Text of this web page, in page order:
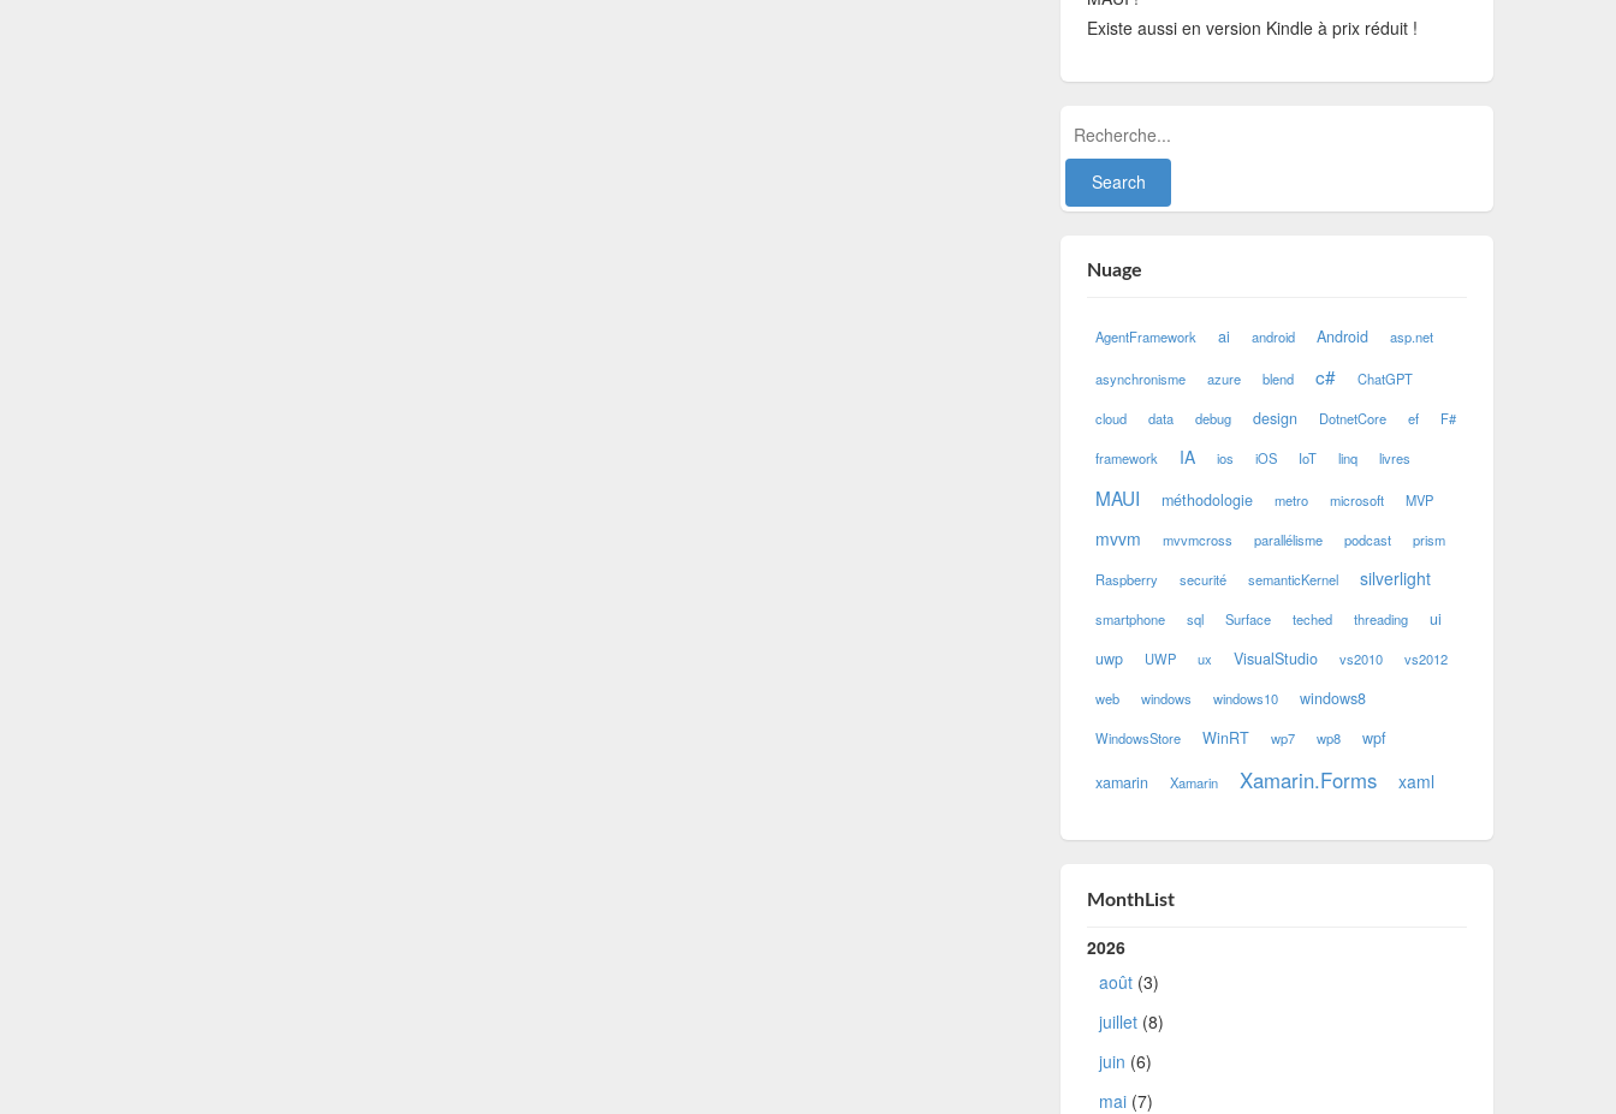
Existe aussi en version Kindle à prix réduit !
Nuage
AgentFramework ai android Android asp.net
asynchronisme azure blend c# ChatGPT
cloud data debug design DotnetCore ef F#
framework IA ios iOS IoT linq livres
MAUI méthodologie metro microsoft MVP
mvvm mvvmcross parallélisme podcast prism
Raspberry securité semanticKernel silverlight
smartphone sql Surface teched threading
ui
uwp
UWP ux VisualStudio vs2010 vs2012
web windows windows10 windows8
WindowsStore WinRT wp7 wp8 wpf
xamarin Xamarin Xamarin.Forms xaml
MonthList
2026
août(3)
juillet(8)
juin (6)
mai(7)